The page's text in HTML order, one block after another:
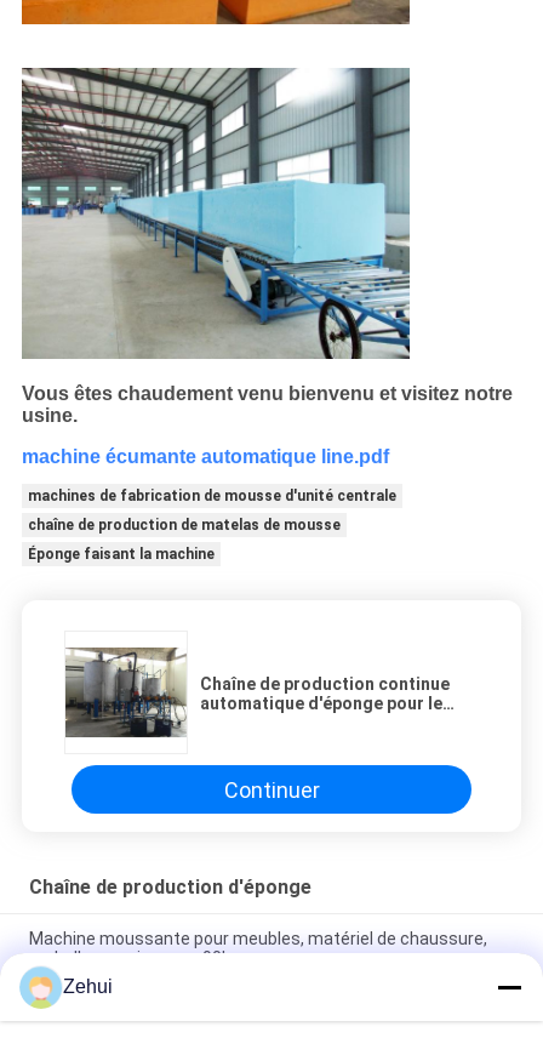
Vous êtes chaudement venu bienvenu et visitez notre
usine.
machine écumante automatique line.pdf
machines de fabrication de mousse d'unité centrale
chaîne de production de matelas de mousse
Éponge faisant la machine
Chaîne de production continue
automatique d'éponge pour le
matelas
Continuer
Chaîne de production d'éponge
Machine moussante pour meubles, matériel de chaussure,
emballage, puissance 90kw
Chaîne de production continue horizontale de mousse
d'éponge de polyuréthane pour les meubles et l'oreiller
Zehui